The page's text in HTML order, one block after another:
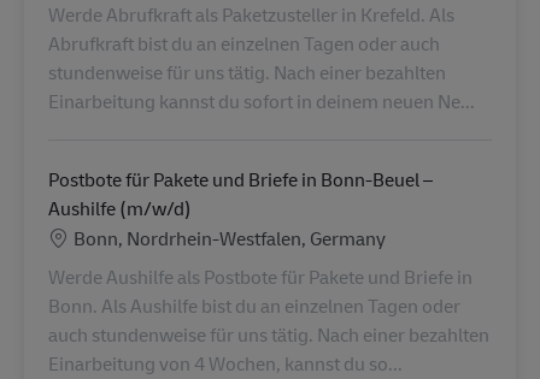
Werde Abrufkraft als Paketzusteller in Krefeld. Als
Abrufkraft bist du an einzelnen Tagen oder auch
stundenweise für uns tätig. Nach einer bezahlten
Einarbeitung kannst du sofort in deinem neuen Ne...
Postbote für Pakete und Briefe in Bonn-Beuel –
Aushilfe (m/w/d)
LieuBonn, Nordrhein-Westfalen, Germany
Werde Aushilfe als Postbote für Pakete und Briefe in
Bonn. Als Aushilfe bist du an einzelnen Tagen oder
auch stundenweise für uns tätig. Nach einer bezahlten
Einarbeitung von 4 Wochen, kannst du so...